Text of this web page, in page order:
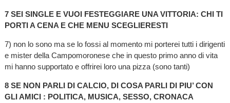
7 SEI SINGLE E VUOI FESTEGGIARE UNA VITTORIA: CHI TI
PORTI A CENA E CHE MENU SCEGLIERESTI
7) non lo sono ma se lo fossi al momento mi porterei tutti i dirigenti
e mister della Campomoronese che in questo primo anno di vita
mi hanno supportato e offrirei loro una pizza (sono tanti)
8 SE NON PARLI DI CALCIO, DI COSA PARLI DI PIU’ CON
GLI AMICI : POLITICA, MUSICA, SESSO, CRONACA